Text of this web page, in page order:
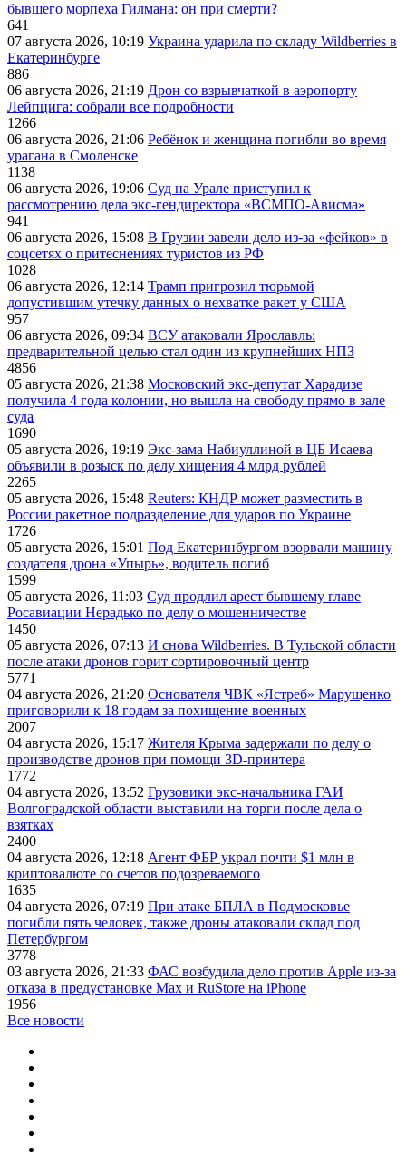
бывшего морпеха Гилмана: он при смерти?
641
07 августа 2026, 10:19 Украина ударила по складу Wildberries в
Екатеринбурге
886
06 августа 2026, 21:19 Дрон со взрывчаткой в аэропорту
Лейпцига: собрали все подробности
1266
06 августа 2026, 21:06 Ребёнок и женщина погибли во время
урагана в Смоленске
1138
06 августа 2026, 19:06 Суд на Урале приступил к
рассмотрению дела экс-гендиректора «ВСМПО-Ависма»
941
06 августа 2026, 15:08 В Грузии завели дело из-за «фейков» в
соцсетях о притеснениях туристов из РФ
1028
06 августа 2026, 12:14 Трамп пригрозил тюрьмой
допустившим утечку данных о нехватке ракет у США
957
06 августа 2026, 09:34 ВСУ атаковали Ярославль:
предварительной целью стал один из крупнейших НПЗ
4856
05 августа 2026, 21:38 Московский экс-депутат Харадизе
получила 4 года колонии, но вышла на свободу прямо в зале
суда
1690
05 августа 2026, 19:19 Экс-зама Набиуллиной в ЦБ Исаева
объявили в розыск по делу хищения 4 млрд рублей
2265
05 августа 2026, 15:48 Reuters: КНДР может разместить в
России ракетное подразделение для ударов по Украине
1726
05 августа 2026, 15:01 Под Екатеринбургом взорвали машину
создателя дрона «Упырь», водитель погиб
1599
05 августа 2026, 11:03 Суд продлил арест бывшему главе
Росавиации Нерадько по делу о мошенничестве
1450
05 августа 2026, 07:13 И снова Wildberries. В Тульской области
после атаки дронов горит сортировочный центр
5771
04 августа 2026, 21:20 Основателя ЧВК «Ястреб» Марущенко
приговорили к 18 годам за похищение военных
2007
04 августа 2026, 15:17 Жителя Крыма задержали по делу о
производстве дронов при помощи 3D‑принтера
1772
04 августа 2026, 13:52 Грузовики экс-начальника ГАИ
Волгоградской области выставили на торги после дела о
взятках
2400
04 августа 2026, 12:18 Агент ФБР украл почти $1 млн в
криптовалюте со счетов подозреваемого
1635
04 августа 2026, 07:19 При атаке БПЛА в Подмосковье
погибли пять человек, также дроны атаковали склад под
Петербургом
3778
03 августа 2026, 21:33 ФАС возбудила дело против Apple из-за
отказа в предустановке Max и RuStore на iPhone
1956
Все новости